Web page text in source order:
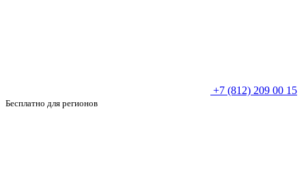
+7 (812) 209 00 15
Бесплатно для регионов